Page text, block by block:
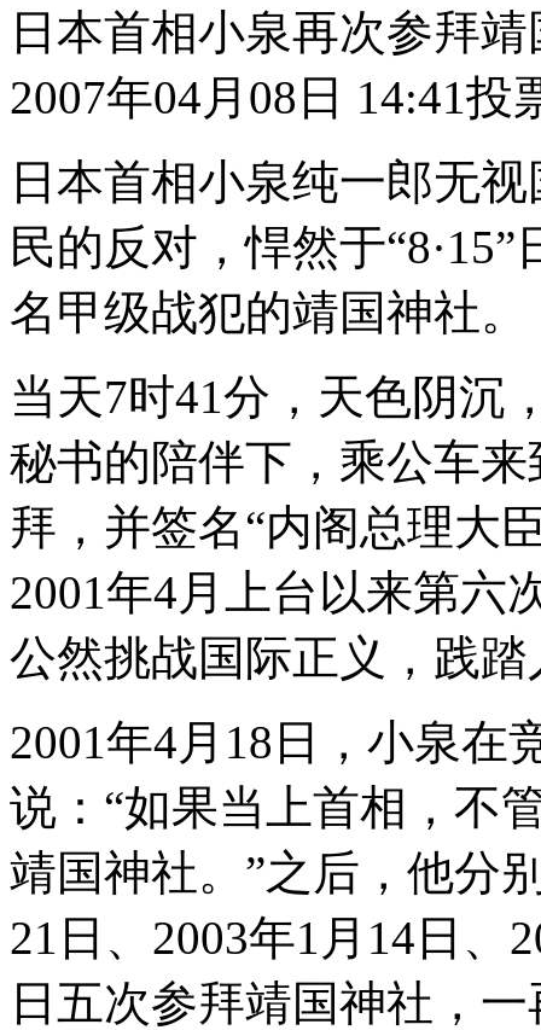
日本首相小泉再次参拜
2007年04月08日 14:41投
日本首相小泉纯一郎无
民的反对，悍然于
名甲级战犯的靖国神社。
当天7时41分，天色阴沉
秘书的陪伴下，乘公车
拜，并签名“内阁总理大
2001年4月上台以来第六
公然挑战国际正义，践
2001年4月18日，小泉在
说：“如果当上首相，不
靖国神社。”之后，他分
21日、2003年1月14日、
日五次参拜靖国神社，